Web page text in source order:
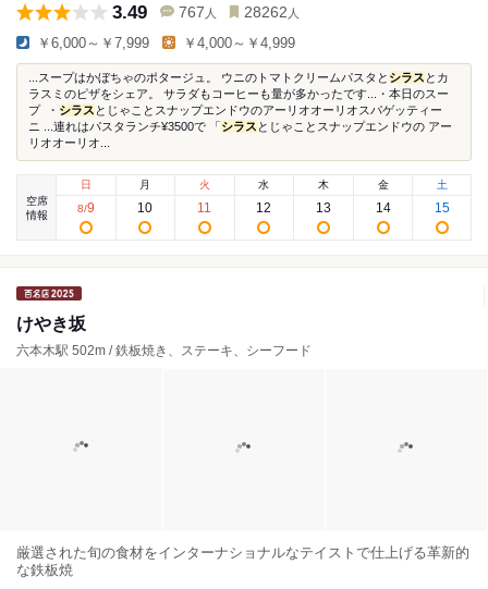
3.49 767 人 28262 人
￥6,000～￥7,999 ￥4,000～￥4,999
...スープはかぼちゃのポタージュ。 ウニのトマトクリームパスタと シラス とカ
ラスミのピザをシェア。 サラダもコーヒーも量が多かったです...・本日のスー
プ ・ シラス とじゃことスナップエンドウのアーリオオーリオスパゲッティー
ニ ...連れはパスタランチ¥3500で 「シラス とじゃことスナップエンドウの アー
リオオーリオ...
空席
情報
日
8/9
月
10
火
11
水
12
木
13
金
14
土
15
けやき坂
六本木駅 502m / 鉄板焼き、ステーキ、シーフード
厳選された旬の食材をインターナショナルなテイストで仕上げる革新的
な鉄板焼